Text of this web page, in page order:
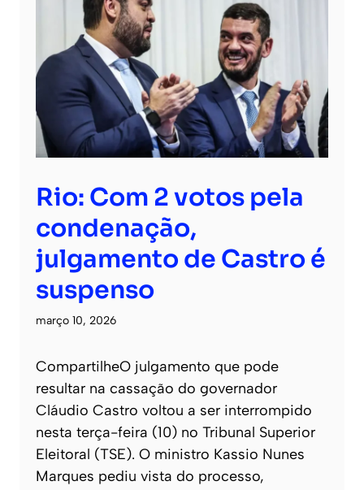
Rio: Com 2 votos pela
condenação,
julgamento de Castro é
suspenso
março 10, 2026
CompartilheO julgamento que pode
resultar na cassação do governador
Cláudio Castro voltou a ser interrompido
nesta terça-feira (10) no Tribunal Superior
Eleitoral (TSE). O ministro Kassio Nunes
Marques pediu vista do processo,